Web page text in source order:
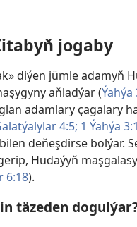
jogaby
diýen jümle adamyň
aňladýar (Ýahýa
adamlary çagalary
4:5; 1 Ýahýa 3:1
deňeşdirse bolýar.
Hudaýyň
6:18).
täzeden